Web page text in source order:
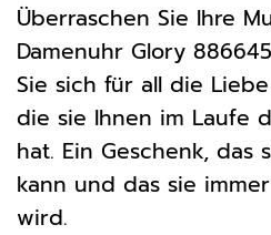
Überraschen Sie Ihre
Damenuhr Glory
Sie sich für all die
die sie Ihnen im Laufe
hat. Ein Geschenk, das
kann und das sie
wird.